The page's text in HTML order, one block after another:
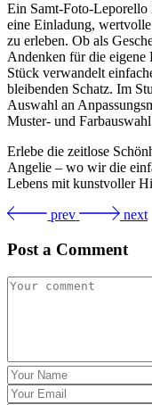
Ein Samt-Foto-Leporello
eine Einladung,
zu erleben. Ob als
Andenken für die eigene
Stück verwandelt
bleibenden Schatz. Im
Auswahl an
Muster- und
Erlebe die zeitlose
Angelie – wo wir die
Lebens mit kunstvoller
prev next
Post a Comment